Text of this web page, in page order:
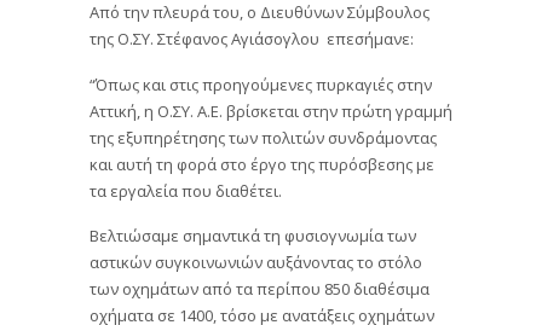
Από την πλευρά του, ο Διευθύνων Σύμβουλος
της Ο.ΣΥ. Στέφανος Αγιάσογλου επεσήμανε:
“Όπως και στις προηγούμενες πυρκαγιές στην
Αττική, η Ο.ΣΥ. Α.Ε. βρίσκεται στην πρώτη γραμμή
της εξυπηρέτησης των πολιτών συνδράμοντας
και αυτή τη φορά στο έργο της πυρόσβεσης με
τα εργαλεία που διαθέτει.
Βελτιώσαμε σημαντικά τη φυσιογνωμία των
αστικών συγκοινωνιών αυξάνοντας το στόλο
των οχημάτων από τα περίπου 850 διαθέσιμα
οχήματα σε 1400, τόσο με ανατάξεις οχημάτων